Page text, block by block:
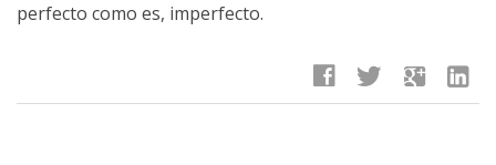
perfecto como es, imperfecto.
facebook twitter google linkedin